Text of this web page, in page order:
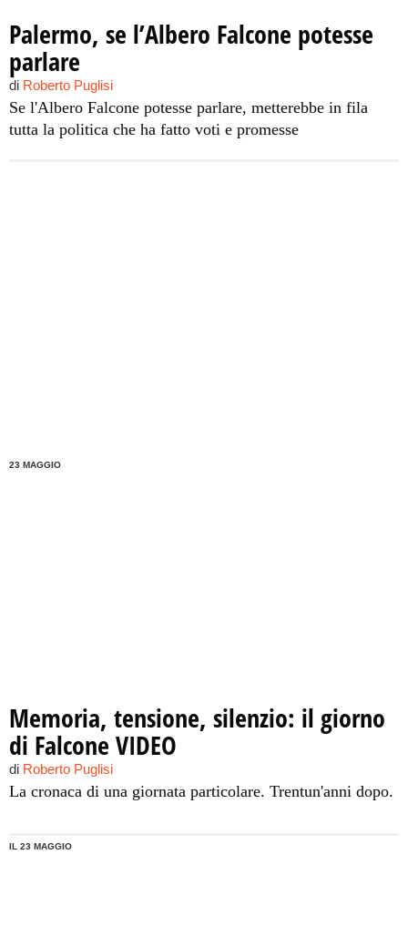
Palermo, se l’Albero Falcone potesse
parlare
di Roberto Puglisi
Se l'Albero Falcone potesse parlare, metterebbe in fila
tutta la politica che ha fatto voti e promesse
23 MAGGIO
Memoria, tensione, silenzio: il giorno
di Falcone VIDEO
di Roberto Puglisi
La cronaca di una giornata particolare. Trentun'anni dopo.
IL 23 MAGGIO